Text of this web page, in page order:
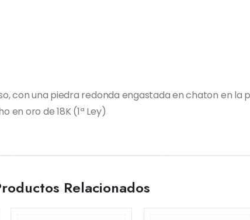
con una piedra redonda engastada en chaton en la
en oro de 18K (1ª Ley)
Relacionados